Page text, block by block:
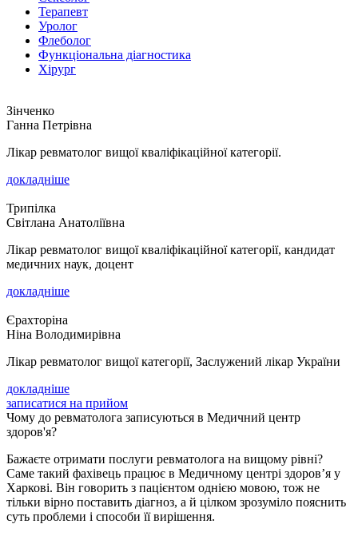
Терапевт
Уролог
Флеболог
Функціональна діагностика
Хірург
Зінченко
Ганна Петрівна
Лікар ревматолог вищої кваліфікаційної категорії.
докладніше
Трипілка
Світлана Анатоліївна
Лікар ревматолог вищої кваліфікаційної категорії, кандидат
медичних наук, доцент
докладніше
Єрахторіна
Ніна Володимирівна
Лікар ревматолог вищої категорії, Заслужений лікар України
докладніше
записатися на прийом
Чому до ревматолога записуються в Медичний центр
здоров'я?
Бажаєте отримати послуги ревматолога на вищому рівні?
Саме такий фахівець працює в Медичному центрі здоров’я у
Харкові. Він говорить з пацієнтом однією мовою, тож не
тільки вірно поставить діагноз, а й цілком зрозуміло пояснить
суть проблеми і способи її вирішення.